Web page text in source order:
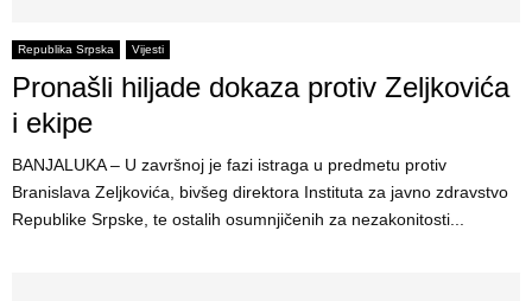
Republika Srpska Vijesti
Pronašli hiljade dokaza protiv Zeljkovića
i ekipe
BANJALUKA – U završnoj je fazi istraga u predmetu protiv
Branislava Zeljkovića, bivšeg direktora Instituta za javno zdravstvo
Republike Srpske, te ostalih osumnjičenih za nezakonitosti...